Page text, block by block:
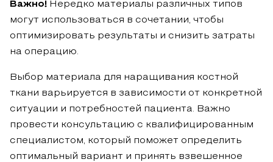
Важно! Нередко материалы различных типов
могут использоваться в сочетании, чтобы
оптимизировать результаты и снизить затраты
на операцию.
Выбор материала для наращивания костной
ткани варьируется в зависимости от конкретной
ситуации и потребностей пациента. Важно
провести консультацию с квалифицированным
специалистом, который поможет определить
оптимальный вариант и принять взвешенное